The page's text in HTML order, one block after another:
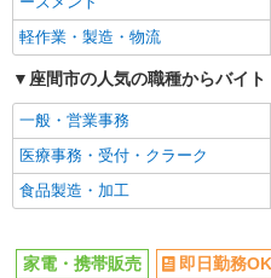
日払い
10時～勤務OK
ネイルOK
車通勤OK
交通費支給
入社祝い金あり
制服貸与
軽作業・製造・物流
座間市の人気の職種からバイ
一般・営業事務
医療事務・受付・クラーク
食品製造・加工
家電・携帯販売 即日勤務OK